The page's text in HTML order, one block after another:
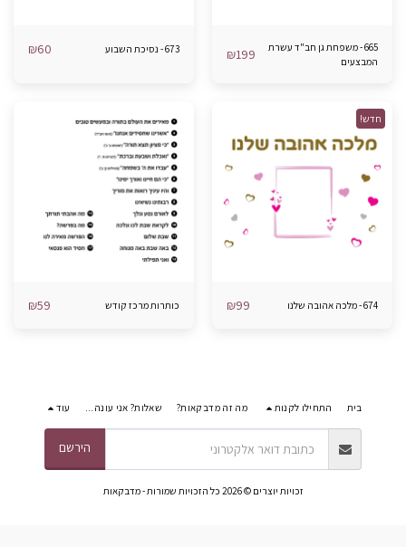
665 - משפחת גן חב"ד עשרת
המבצעים
₪199 673 - נסיכת השבוע ₪60
חדש!
674 - מלכה אהובה שלנו ₪99 כותרות מרכז קודש ₪59
בית התחילו לקנות מה זה מדבקאות? שאלות? אני עונה... עוד
הירשם
זכויות יוצרים © 2026 כל הזכויות שמורות - מדבקאות